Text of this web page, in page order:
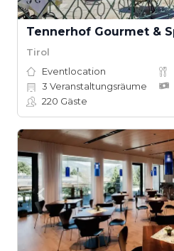
Tirol
Eventlocation
3 Veranstaltungsräume
220 Gäste